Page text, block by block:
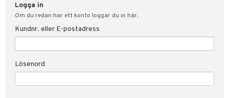
Fitness
Hem & Inredning
Leksaker, Barn & Baby
Varumärken
Logga in
Om du redan har ett konto loggar du in här.
Kundnr. eller E-postadress
Lösenord
svar